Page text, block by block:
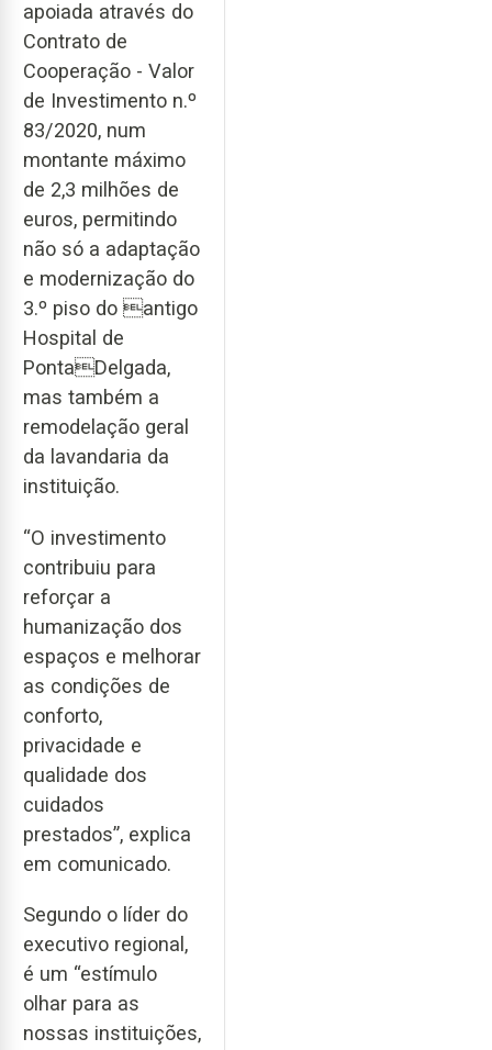
apoiada através do
Contrato de
Cooperação - Valor
de Investimento n.º
83/2020, num
montante máximo
de 2,3 milhões de
euros, permitindo
não só a adaptação
e modernização do
3.º piso do antigo
Hospital de
PontaDelgada,
mas também a
remodelação geral
da lavandaria da
instituição.
“O investimento
contribuiu para
reforçar a
humanização dos
espaços e melhorar
as condições de
conforto,
privacidade e
qualidade dos
cuidados
prestados”, explica
em comunicado.
Segundo o líder do
executivo regional,
é um “estímulo
olhar para as
nossas instituições,